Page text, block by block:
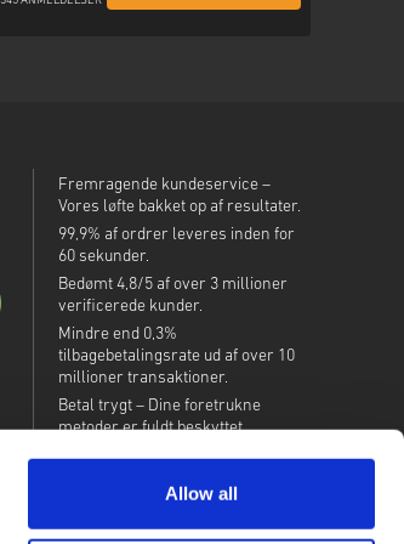
Allow all
Fremragende kundeservice –
Vores løfte bakket op af resultater.
99,9% af ordrer leveres inden for
60 sekunder.
Bedømt 4,8/5 af over 3 millioner
verificerede kunder.
Mindre end 0,3%
tilbagebetalingsrate ud af over 10
millioner transaktioner.
Betal trygt – Dine foretrukne
metoder er fuldt beskyttet.